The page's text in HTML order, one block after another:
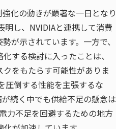
化の動きが顕著な一日となり
明し、NVIDIAと連携して消費
が示されています。一方で、
する検討に入ったことは、
をもたらす可能性がありま
圧倒する性能を主張するな
続く中でも供給不足の懸念は
力不足を回避するための地方